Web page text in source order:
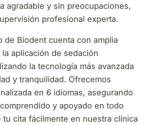
agradable y sin preocupaciones,
profesional experta.
de Biodent cuenta con amplia
aplicación de sedación
la tecnología más avanzada
y tranquilidad. Ofrecemos
en 6 idiomas, asegurando
y apoyado en todo
tu cita fácilmente en nuestra clínica